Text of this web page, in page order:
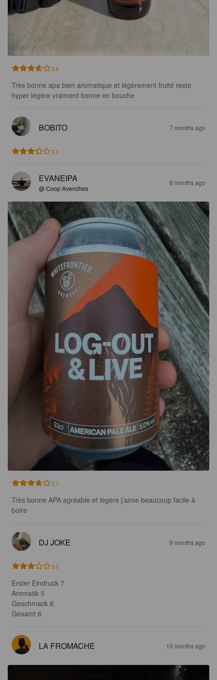
3.6
Très bonne apa bien aromatique et légèrement fruité reste
hyper légère vraiment bonne en bouche
BOBITO 7 months ago
3.3
EVANEIPA
@ Coop Avenches
8 months ago
3.7
Très bonne APA agréable et légère j’aime beaucoup facile à
boire
DJ JOKE 9 months ago
3.0
Erster Eindruck 7
Aromatik 5
Geschmack 6
Gesamt 6
LA FROMACHE 10 months ago